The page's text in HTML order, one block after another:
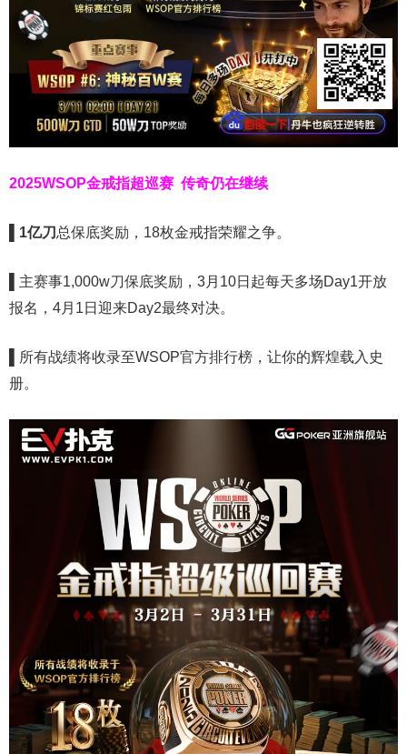
2025WSOP金戒指超巡赛 传奇仍在继续
1亿刀 总保底奖励，18枚金戒指荣耀之争。
主赛事1,000w刀保底奖励，3月10日起每天多场Day1开放
报名，4月1日迎来Day2最终对决。
所有战绩将收录至WSOP官方排行榜，让你的辉煌载入史
册。